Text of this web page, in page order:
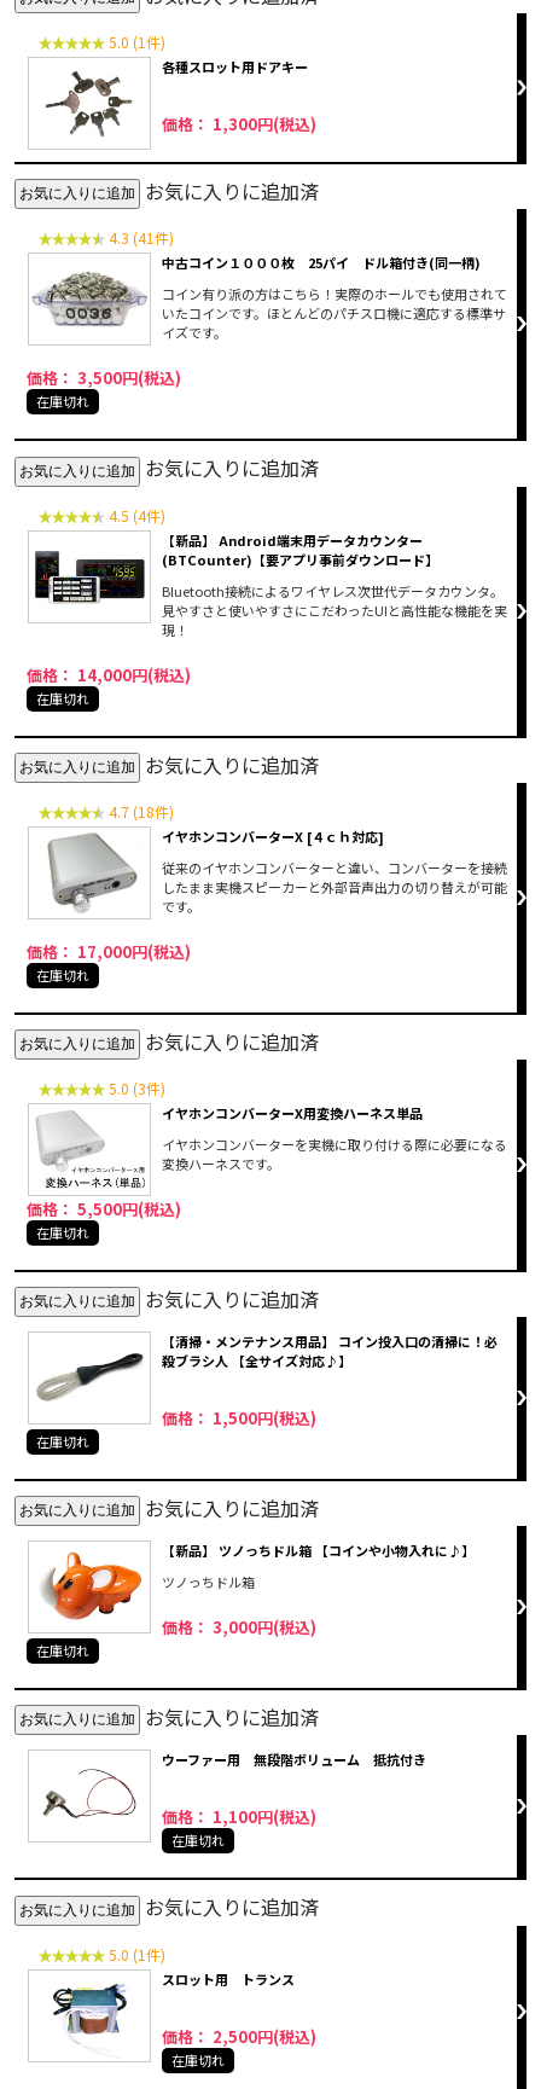
5.0 (1件)
各種スロット用ドアキー
価格： 1,300円(税込)
お気に入りに追加済
4.3 (41件)
中古コイン１０００枚 25パイ ドル箱付き(同一柄)
コイン有り派の方はこちら！実際のホールでも使用されて
いたコインです。ほとんどのパチスロ機に適応する標準サ
イズです。
価格： 3,500円(税込)
在庫切れ
お気に入りに追加済
4.5 (4件)
【新品】 Android端末用データカウンター
(BTCounter)【要アプリ事前ダウンロード】
Bluetooth接続によるワイヤレス次世代データカウンタ。
見やすさと使いやすさにこだわったUIと高性能な機能を実
現！
価格： 14,000円(税込)
在庫切れ
お気に入りに追加済
4.7 (18件)
イヤホンコンバーターX [４ｃｈ対応]
従来のイヤホンコンバーターと違い、コンバーターを接続
したまま実機スピーカーと外部音声出力の切り替えが可能
です。
価格： 17,000円(税込)
在庫切れ
お気に入りに追加済
5.0 (3件)
イヤホンコンバーターX用変換ハーネス単品
イヤホンコンバーターを実機に取り付ける際に必要になる
変換ハーネスです。
価格： 5,500円(税込)
在庫切れ
お気に入りに追加済
【清掃・メンテナンス用品】 コイン投入口の清掃に！必
殺ブラシ人 【全サイズ対応♪】
価格： 1,500円(税込)
在庫切れ
お気に入りに追加済
【新品】 ツノっちドル箱 【コインや小物入れに♪】
ツノっちドル箱
価格： 3,000円(税込)
在庫切れ
お気に入りに追加済
ウーファー用 無段階ボリューム 抵抗付き
価格： 1,100円(税込)
在庫切れ
お気に入りに追加済
5.0 (1件)
スロット用 トランス
価格： 2,500円(税込)
在庫切れ